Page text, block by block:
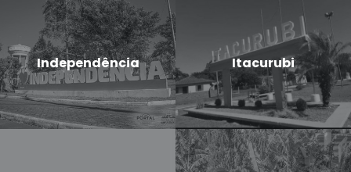
Independência Itacurubi